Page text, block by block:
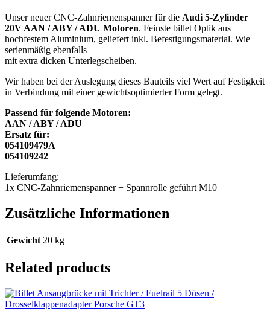
Unser neuer CNC-Zahnriemenspanner für die Audi 5-Zylinder
20V AAN / ABY / ADU Motoren. Feinste billet Optik aus
hochfestem Aluminium, geliefert inkl. Befestigungsmaterial. Wie
serienmäßig ebenfalls
mit extra dicken Unterlegscheiben.
Wir haben bei der Auslegung dieses Bauteils viel Wert auf Festigkeit
in Verbindung mit einer gewichtsoptimierter Form gelegt.
Passend für folgende Motoren:
AAN / ABY / ADU
Ersatz für:
054109479A
054109242
Lieferumfang:
1x CNC-Zahnriemenspanner + Spannrolle geführt M10
Zusätzliche Informationen
Gewicht 20 kg
Related products